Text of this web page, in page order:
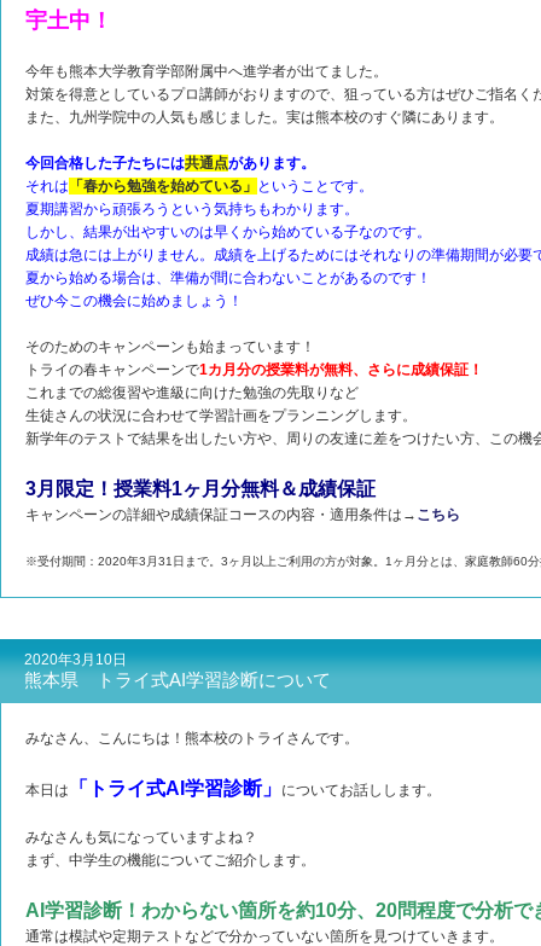
宇土中！
今年も熊本大学教育学部附属中へ進学者が出てました。
対策を得意としているプロ講師がおりますので、狙っている方はぜひご指名く
また、九州学院中の人気も感じました。実は熊本校のすぐ隣にあります。
今回合格した子たちには共通点があります。
それは 「春から勉強を始めている」 ということです。
夏期講習から頑張ろうという気持ちもわかります。
しかし、結果が出やすいのは早くから始めている子なのです。
成績は急には上がりません。成績を上げるためにはそれなりの準備期間が必要
夏から始める場合は、準備が間に合わないことがあるのです！
ぜひ今この機会に始めましょう！
そのためのキャンペーンも始まっています！
トライの春キャンペーンで1カ月分の授業料が無料、さらに成績保証！
これまでの総復習や進級に向けた勉強の先取りなど
生徒さんの状況に合わせて学習計画をプランニングします。
新学年のテストで結果を出したい方や、周りの友達に差をつけたい方、この機
3月限定！授業料1ヶ月分無料＆成績保証
キャンペーンの詳細や成績保証コースの内容・適用条件は→ こちら
※受付期間：2020年3月31日まで。3ヶ月以上ご利用の方が対象。1ヶ月分とは、家庭教師60
2020年3月10日
熊本県 トライ式AI学習診断について
みなさん、こんにちは！熊本校のトライさんです。
本日は 「トライ式AI学習診断」 についてお話しします。
みなさんも気になっていますよね？
まず、中学生の機能についてご紹介します。
AI学習診断！わからない箇所を約10分、20問程度で分析で
通常は模試や定期テストなどで分かっていない箇所を見つけていきます。